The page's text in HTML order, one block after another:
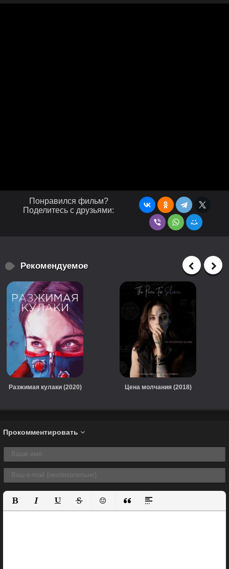
Понравился фильм?
Поделитесь с друзьями:
Рекомендуемое
Разжимая кулаки (2020) Цена молчания (2018)
Прокомментировать
Полужирный
КурсивПодчеркнутый
ЗачеркнутыйВставить смайлик
Вставка цитаты
Вставка спойлера